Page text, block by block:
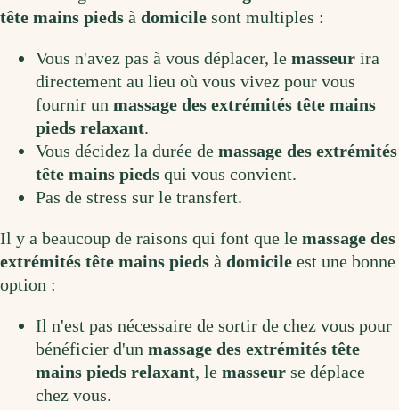
tête mains pieds à domicile sont multiples :
Vous n'avez pas à vous déplacer, le masseur ira
directement au lieu où vous vivez pour vous
fournir un massage des extrémités tête mains
pieds relaxant.
Vous décidez la durée de massage des extrémités
tête mains pieds qui vous convient.
Pas de stress sur le transfert.
Il y a beaucoup de raisons qui font que le massage des
extrémités tête mains pieds à domicile est une bonne
option :
Il n'est pas nécessaire de sortir de chez vous pour
bénéficier d'un massage des extrémités tête
mains pieds relaxant, le masseur se déplace
chez vous.